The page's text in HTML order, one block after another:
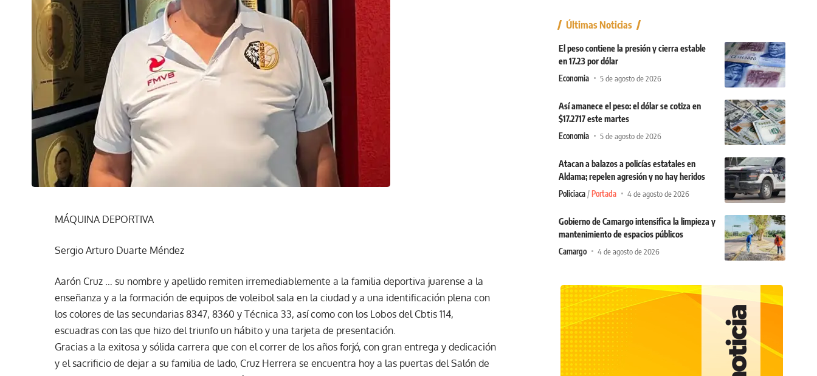
MÁQUINA DEPORTIVA
Sergio Arturo Duarte Méndez
Aarón Cruz … su nombre y apellido remiten irremediablemente a la familia deportiva juarense a la
enseñanza y a la formación de equipos de voleibol sala en la ciudad y a una identificación plena con
los colores de las secundarias 8347, 8360 y Técnica 33, así como con los Lobos del Cbtis 114,
escuadras con las que hizo del triunfo un hábito y una tarjeta de presentación.
Gracias a la exitosa y sólida carrera que con el correr de los años forjó, con gran entrega y dedicación
y el sacrificio de dejar a su familia de lado, Cruz Herrera se encuentra hoy a las puertas del Salón de
Últimas Noticias
El peso contiene la presión y cierra estable
en 17.23 por dólar
Economia 5 de agosto de 2026
Así amanece el peso: el dólar se cotiza en
$17.2717 este martes
Economia 5 de agosto de 2026
Atacan a balazos a policías estatales en
Aldama; repelen agresión y no hay heridos
Policiaca Portada 4 de agosto de 2026
Gobierno de Camargo intensifica la limpieza y
mantenimiento de espacios públicos
Camargo 4 de agosto de 2026